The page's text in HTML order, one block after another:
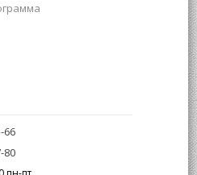
66
80